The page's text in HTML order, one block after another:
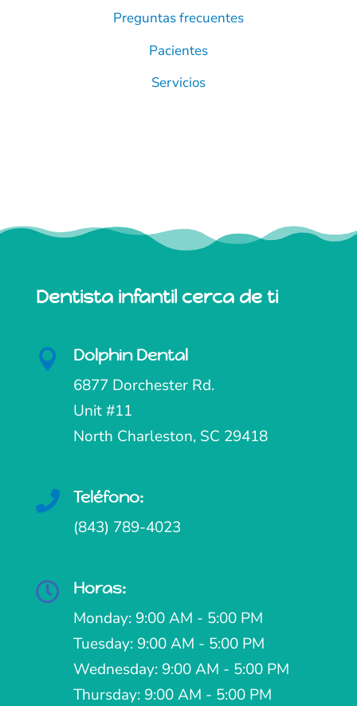
Preguntas frecuentes
Pacientes
Servicios
Dentista infantil cerca de ti
 Dolphin Dental
6877 Dorchester Rd.
Unit #11
North Charleston, SC 29418
 Teléfono:
(843) 789-4023
 Horas:
Monday: 9:00 AM - 5:00 PM
Tuesday: 9:00 AM - 5:00 PM
Wednesday: 9:00 AM - 5:00 PM
Thursday: 9:00 AM - 5:00 PM